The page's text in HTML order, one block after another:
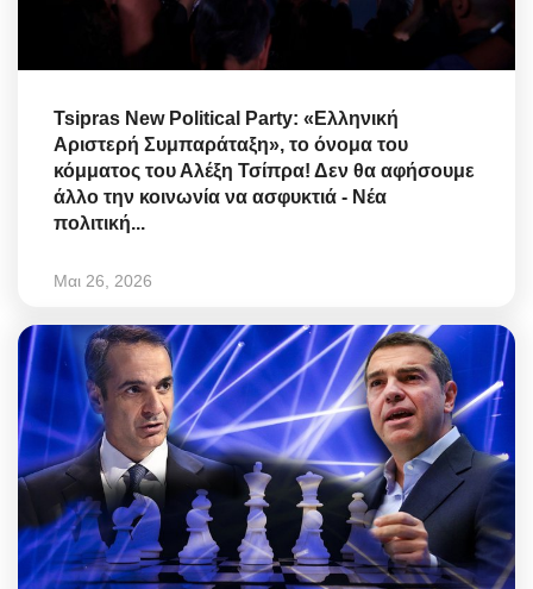
Tsipras New Political Party: «Ελληνική
Αριστερή Συμπαράταξη», το όνομα του
κόμματος του Αλέξη Τσίπρα! Δεν θα αφήσουμε
άλλο την κοινωνία να ασφυκτιά - Νέα
πολιτική...
Μαι 26, 2026